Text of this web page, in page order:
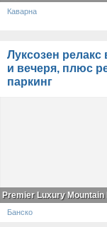
Каварна
Луксозен
и вечеря, плюс
паркинг
Premier Luxury
Банско